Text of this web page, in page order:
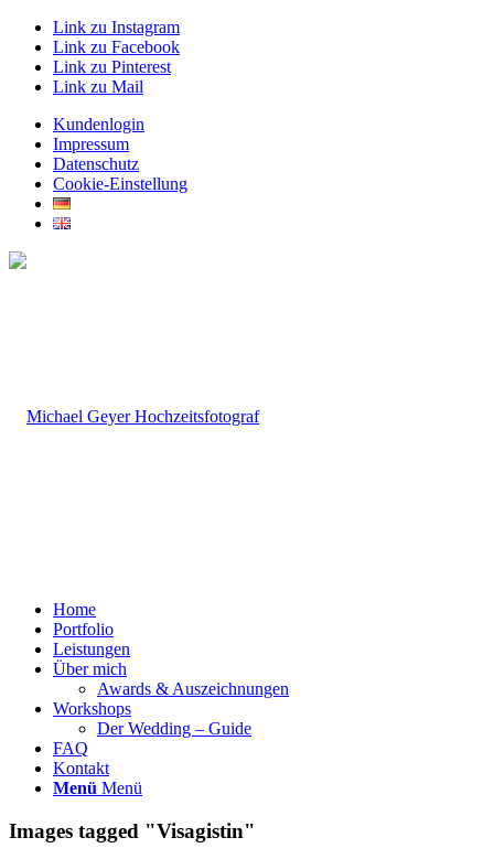
Link zu Instagram
Link zu Facebook
Link zu Pinterest
Link zu Mail
Kundenlogin
Impressum
Datenschutz
Cookie-Einstellung
Home
Portfolio
Leistungen
Über mich
Awards & Auszeichnungen
Workshops
Der Wedding – Guide
FAQ
Kontakt
Menü Menü
Images tagged "Visagistin"